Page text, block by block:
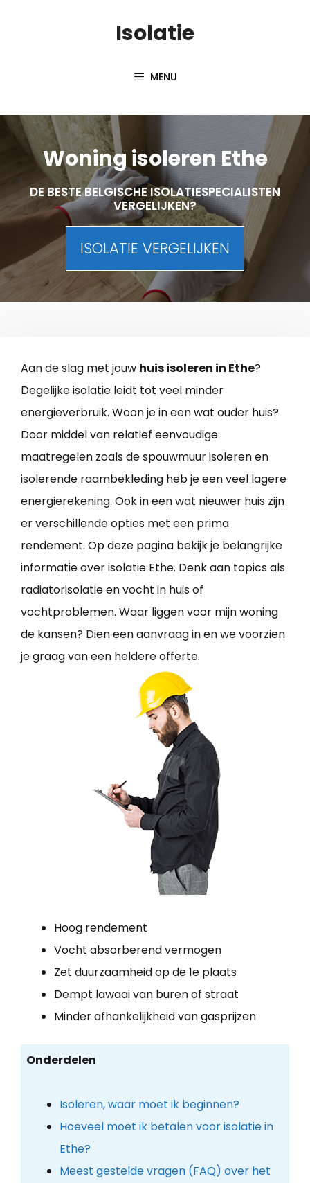
Isolatie
MENU
Woning isoleren Ethe
DE BESTE BELGISCHE ISOLATIESPECIALISTEN
VERGELIJKEN?
ISOLATIE VERGELIJKEN
Aan de slag met jouw huis isoleren in Ethe?
Degelijke isolatie leidt tot veel minder
energieverbruik. Woon je in een wat ouder huis?
Door middel van relatief eenvoudige
maatregelen zoals de spouwmuur isoleren en
isolerende raambekleding heb je een veel lagere
energierekening. Ook in een wat nieuwer huis zijn
er verschillende opties met een prima
rendement. Op deze pagina bekijk je belangrijke
informatie over isolatie Ethe. Denk aan topics als
radiatorisolatie en vocht in huis of
vochtproblemen. Waar liggen voor mijn woning
de kansen? Dien een aanvraag in en we voorzien
je graag van een heldere offerte.
Hoog rendement
Vocht absorberend vermogen
Zet duurzaamheid op de 1e plaats
Dempt lawaai van buren of straat
Minder afhankelijkheid van gasprijzen
Onderdelen
Isoleren, waar moet ik beginnen?
Hoeveel moet ik betalen voor isolatie in
Ethe?
Meest gestelde vragen (FAQ) over het